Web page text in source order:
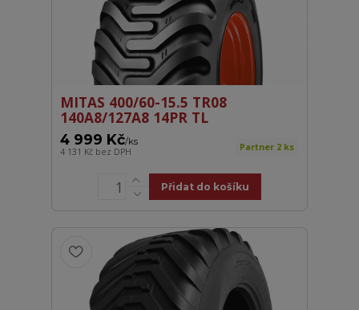
MITAS 400/60-15.5 TR08
140A8/127A8 14PR TL
4 999 Kč/ks
4 131 Kč bez DPH Partner 2 ks
Přidat do košíku